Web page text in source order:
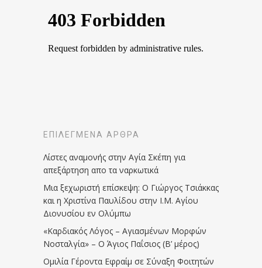
ΕΠΙΛΕΓΜΈΝΑ ΆΡΘΡΑ
Λίστες αναμονής στην Αγία Σκέπη για
απεξάρτηση απο τα ναρκωτικά
Μια ξεχωριστή επίσκεψη: Ο Γιώργος Τσιάκκας
και η Χριστίνα Παυλίδου στην Ι.Μ. Αγίου
Διονυσίου εν Ολύμπω
«Καρδιακός Λόγος – Αγιασμένων Μορφών
Νοσταλγία» – Ο Άγιος Παΐσιος (Β’ μέρος)
Ομιλία Γέροντα Εφραίμ σε Σύναξη Φοιτητών